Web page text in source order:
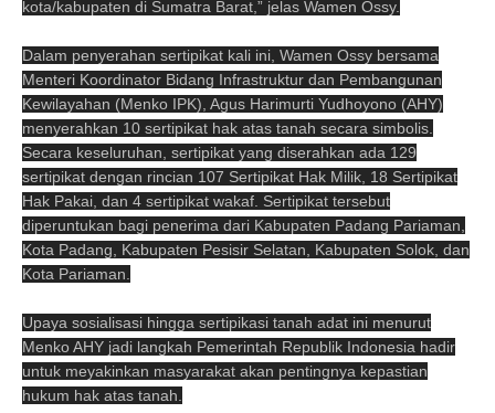
kota/kabupaten di Sumatra Barat,” jelas Wamen Ossy.
Dalam penyerahan sertipikat kali ini, Wamen Ossy bersama
Menteri Koordinator Bidang Infrastruktur dan Pembangunan
Kewilayahan (Menko IPK), Agus Harimurti Yudhoyono (AHY)
menyerahkan 10 sertipikat hak atas tanah secara simbolis.
Secara keseluruhan, sertipikat yang diserahkan ada 129
sertipikat dengan rincian 107 Sertipikat Hak Milik, 18 Sertipikat
Hak Pakai, dan 4 sertipikat wakaf. Sertipikat tersebut
diperuntukan bagi penerima dari Kabupaten Padang Pariaman,
Kota Padang, Kabupaten Pesisir Selatan, Kabupaten Solok, dan
Kota Pariaman.
Upaya sosialisasi hingga sertipikasi tanah adat ini menurut
Menko AHY jadi langkah Pemerintah Republik Indonesia hadir
untuk meyakinkan masyarakat akan pentingnya kepastian
hukum hak atas tanah.